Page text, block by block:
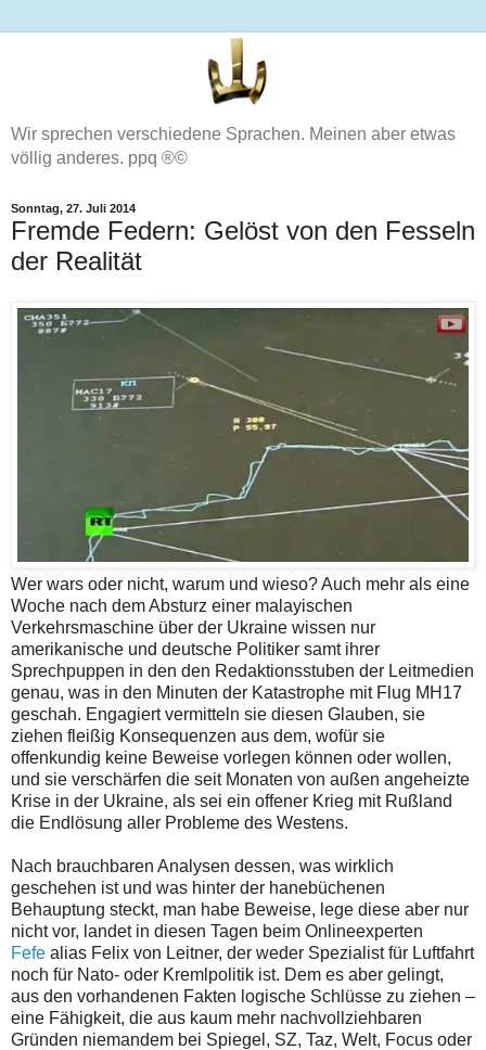
Wir sprechen verschiedene Sprachen. Meinen aber etwas
völlig anderes. ppq ®©
Sonntag, 27. Juli 2014
Fremde Federn: Gelöst von den Fesseln
der Realität
Wer wars oder nicht, warum und wieso? Auch mehr als eine
Woche nach dem Absturz einer malayischen
Verkehrsmaschine über der Ukraine wissen nur
amerikanische und deutsche Politiker samt ihrer
Sprechpuppen in den den Redaktionsstuben der Leitmedien
genau, was in den Minuten der Katastrophe mit Flug MH17
geschah. Engagiert vermitteln sie diesen Glauben, sie
ziehen fleißig Konsequenzen aus dem, wofür sie
offenkundig keine Beweise vorlegen können oder wollen,
und sie verschärfen die seit Monaten von außen angeheizte
Krise in der Ukraine, als sei ein offener Krieg mit Rußland
die Endlösung aller Probleme des Westens.
Nach brauchbaren Analysen dessen, was wirklich
geschehen ist und was hinter der hanebüchenen
Behauptung steckt, man habe Beweise, lege diese aber nur
nicht vor, landet in diesen Tagen beim Onlineexperten
Fefe alias Felix von Leitner, der weder Spezialist für Luftfahrt
noch für Nato- oder Kremlpolitik ist. Dem es aber gelingt,
aus den vorhandenen Fakten logische Schlüsse zu ziehen –
eine Fähigkeit, die aus kaum mehr nachvollziehbaren
Gründen niemandem bei Spiegel, SZ, Taz, Welt, Focus oder